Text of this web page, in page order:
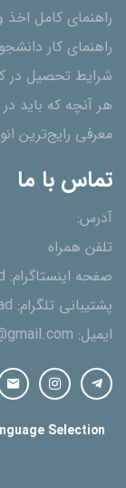
راهنمای کامل اخذ
راهنمای کار
شرایط تحصیل در
هر آنچه که باید
معرفی رایج‌ترین
تماس با ما
آدرس:
تلفن همراه
صفحه اینستاگرام:
پشتیبانی تلگرام:
ایمیل:
Selection